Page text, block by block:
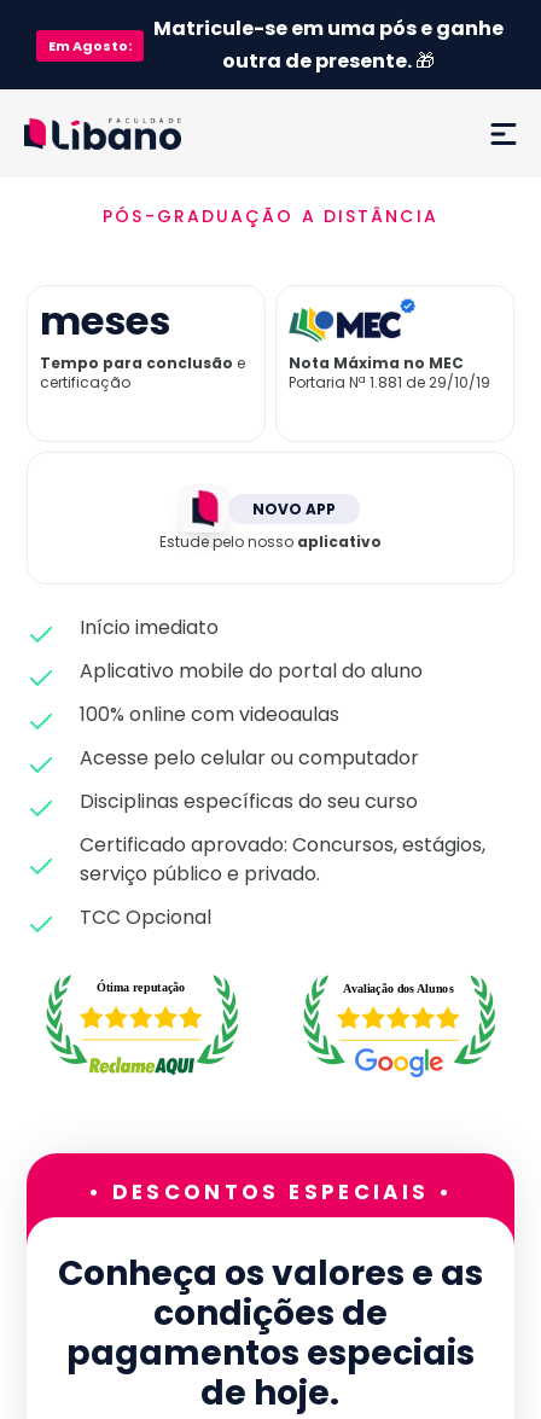
EmAgosto:
Matricule-se em uma pós e ganhe
outra de presente.🎁
Ementa
Credenciamento MEC
PÓS-GRADUAÇÃO A DISTÂNCIA
meses
Tempo para conclusão e
certificação
Nota Máxima no MEC
Portaria Nª 1.881 de 29/10/19
NOVO APP
Estude pelo nosso aplicativo
Início imediato
Aplicativo mobile do portal do aluno
100% online com videoaulas
Acesse pelo celular ou computador
Disciplinas específicas do seu curso
Certificado aprovado: Concursos, estágios,
serviço público e privado.
TCC Opcional
• DESCONTOS ESPECIAIS •
Conheça os valores e as
condições de
pagamentos especiais
de hoje.